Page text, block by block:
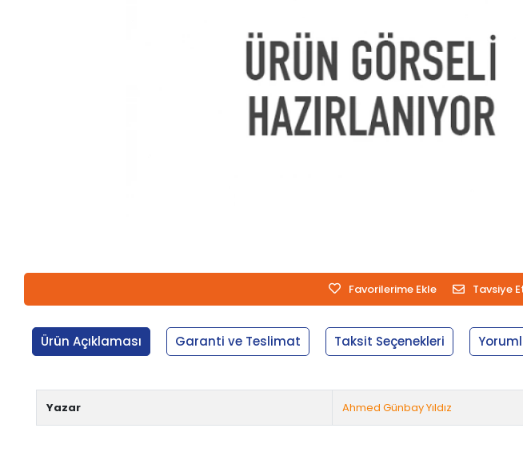
Favorilerime Ekle Tavsiye
Ürün Açıklaması Garanti ve Teslimat Taksit Seçenekleri
Yazar Ahmed Günbay Yıldız